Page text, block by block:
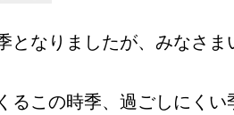
となりましたが、みなさ
るこの時季、過ごしにく